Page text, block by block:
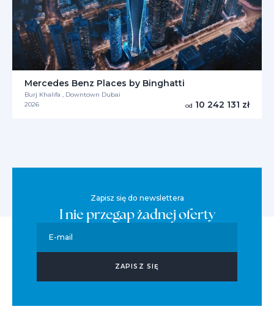
Mercedes Benz Places by Binghatti
Burj Khalifa , Downtown Dubai
2026
od 10 242 131 zł
Zapisz się do newslettera
I nie przegap żadnej oferty
E-mail
ZAPISZ SIĘ